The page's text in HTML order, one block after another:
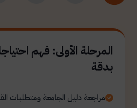
المرحلة الأولى: فهم
بدقة
مراجعة دليل الجامعة ومتطلبات